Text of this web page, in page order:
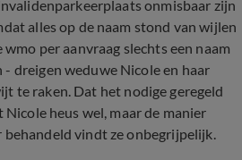
onmisbaar zijn
alles op de naam stond van wijlen
per aanvraag slechts een naam
dreigen weduwe Nicole en haar
te raken. Dat het nodige geregeld
heus wel, maar de manier
behandeld vindt ze onbegrijpelijk.